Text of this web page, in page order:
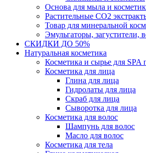
Основа для мыла и
Растительные СО2
Товар для минеральной
Эмульгаторы, загустители,
СКИДКИ ДО 50%
Натуральная косметика
Косметика и сырье для SPA
Косметика для лица
Глина для лица
Гидролаты для лица
Скраб для лица
Сыворотка для лица
Косметика для волос
Шампунь для волос
Масло для волос
Косметика для тела